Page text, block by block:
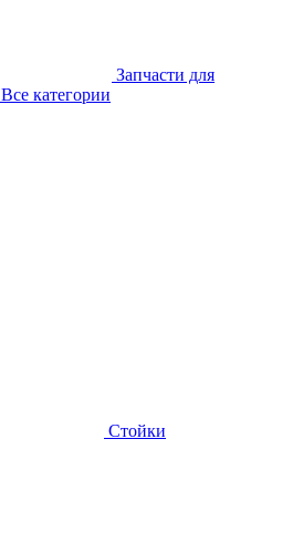
Запчасти для
Все категории
Стойки